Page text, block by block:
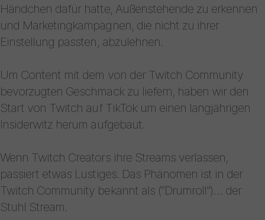
Händchen dafür hatte, Außenstehende zu erkennen
und Marketingkampagnen, die nicht zu ihrer
Einstellung passten, abzulehnen.
Um Content mit dem von der Twitch Community
bevorzugten Geschmack zu liefern, haben wir den
Start von Twitch auf TikTok um einen langjährigen
Insiderwitz herum aufgebaut.
Wenn Twitch Creators ihre Streams verlassen,
passiert etwas Lustiges. Das Phänomen ist in der
Twitch Community bekannt als (“Drumroll”)… der
Stuhl Stream.